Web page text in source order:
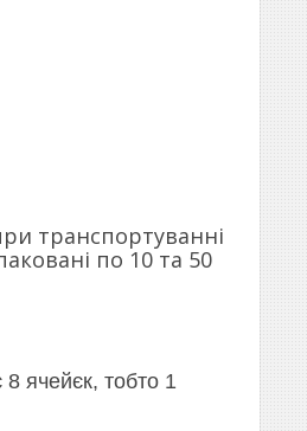
транспортуванні
по 10 та 50
8 ячейєк, тобто 1